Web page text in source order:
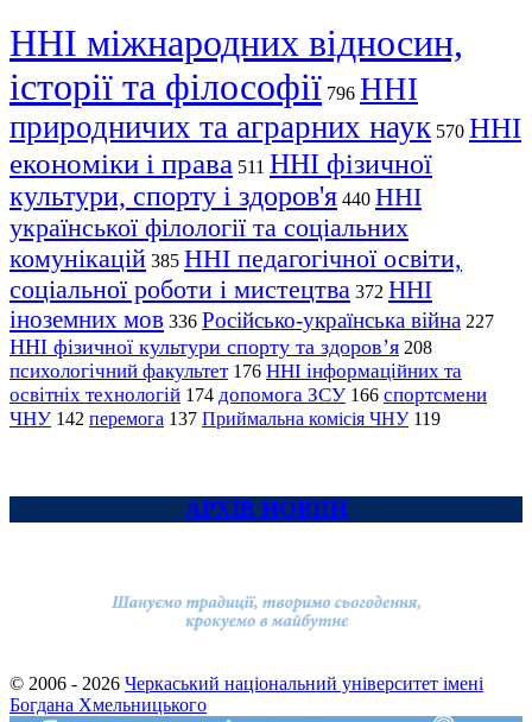
ННІ міжнародних відносин,
історії та філософії 796 ННІ
природничих та аграрних наук 570 ННІ
економіки і права 511 ННІ фізичної
культури, спорту і здоров'я 440 ННІ
української філології та соціальних
комунікацій 385 ННІ педагогічної освіти,
соціальної роботи і мистецтва 372 ННІ
іноземних мов 336 Російсько-українська війна 227
ННІ фізичної культури спорту та здоров’я 208
психологічний факультет 176 ННІ інформаційних та
освітніх технологій 174 допомога ЗСУ 166 спортсмени
ЧНУ 142 перемога 137 Приймальна комісія ЧНУ 119
АРХІВ НОВИН
© 2006 - 2026 Черкаський національний університет імені
Богдана Хмельницького